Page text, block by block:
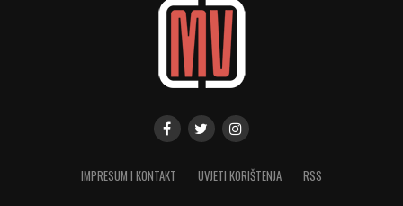
IMPRESUM I KONTAKT UVJETI KORIŠTENJA RSS